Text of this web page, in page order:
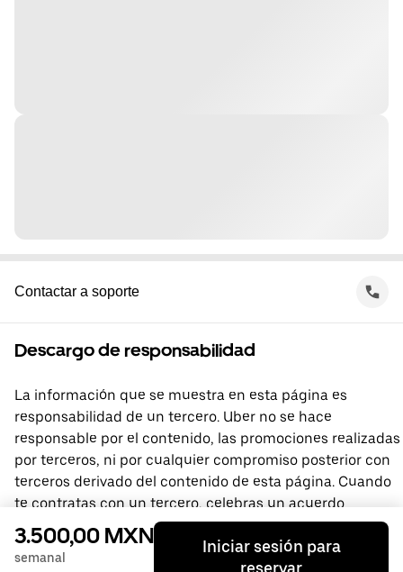
Contactar a soporte
Descargo de responsabilidad
La información que se muestra en esta página es
responsabilidad de un tercero. Uber no se hace
responsable por el contenido, las promociones realizadas
por terceros, ni por cualquier compromiso posterior con
terceros derivado del contenido de esta página. Cuando
te contratas con un tercero, celebras un acuerdo
directamente con él, del que Uber no forma parte. Si
tienes preguntas, comunícate directamente con el
3.500,00 MXN
semanal
Iniciar sesión para
reservar